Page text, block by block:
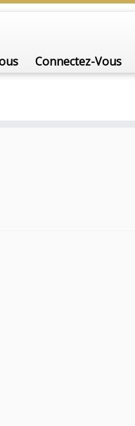
Connectez-Vous